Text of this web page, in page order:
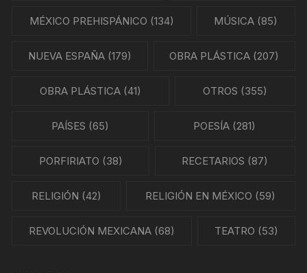
MÉXICO PREHISPÁNICO (134) MÚSICA (85)
NUEVA ESPAÑA(179) OBRA PLÁSTICA (207)
OBRA PLÁSTICA (41) OTROS (355)
PAÍSES (65) POESÍA (281)
PORFIRIATO (38) RECETARIOS (87)
RELIGIÓN (42) RELIGIÓN EN MÉXICO (59)
REVOLUCIÓN MEXICANA (68) TEATRO (53)